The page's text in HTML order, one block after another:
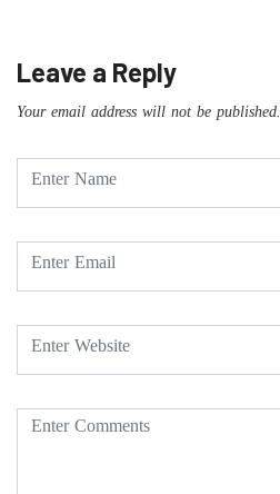
Leave a Reply
Your email address will not be published.